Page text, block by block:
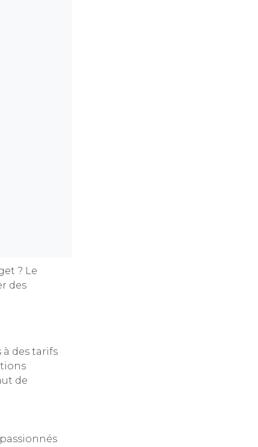
? Le
des
à des tarifs
de